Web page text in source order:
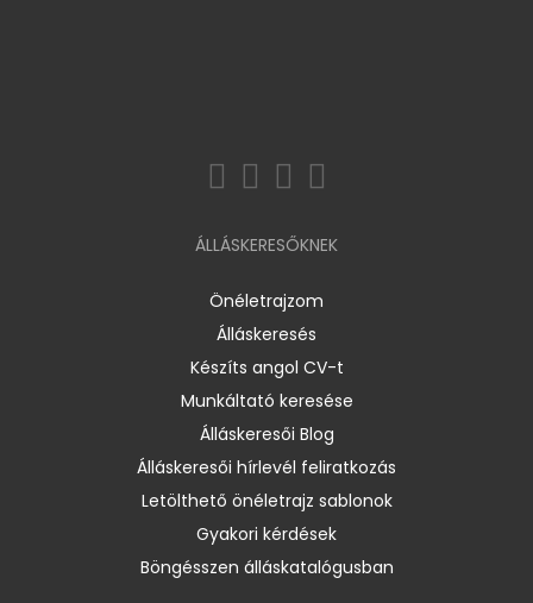
ÁLLÁSKERESŐKNEK
Önéletrajzom
Álláskeresés
Készíts angol CV-t
Munkáltató keresése
Álláskeresői Blog
Álláskeresői hírlevél feliratkozás
Letölthető önéletrajz sablonok
Gyakori kérdések
Böngésszen álláskatalógusban